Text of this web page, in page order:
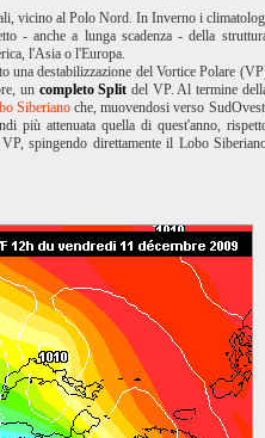
vicino al Polo Nord. In Inverno i
- anche a lunga scadenza - della
l'Asia o l'Europa.
una destabilizzazione del Vortice Polare
un completo Split del VP. Al termine
Siberiano che, muovendosi verso
più attenuata quella di quest'anno,
spingendo direttamente il Lobo